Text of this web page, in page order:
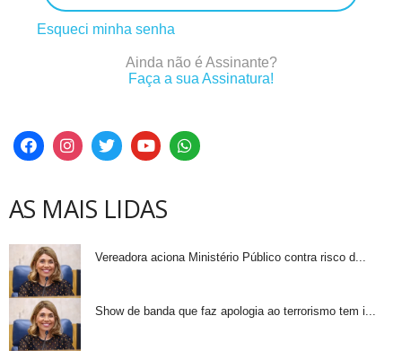
Esqueci minha senha
Ainda não é Assinante?
Faça a sua Assinatura!
AS MAIS LIDAS
Vereadora aciona Ministério Público contra risco d...
Show de banda que faz apologia ao terrorismo tem i...